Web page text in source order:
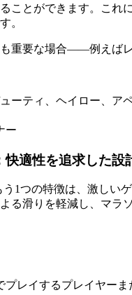
ことができます。これ
。
重要な場合——例えば
ーティ、ヘイロー、ア
ー
快適性を追求した設
う1つの特徴は、激し
る滑りを軽減し、マラ
プレイするプレイヤー